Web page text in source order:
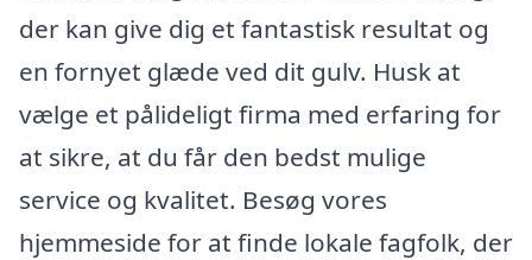
der kan give dig et fantastisk resultat og
en fornyet glæde ved dit gulv. Husk at
vælge et pålideligt firma med erfaring for
at sikre, at du får den bedst mulige
service og kvalitet. Besøg vores
hjemmeside for at finde lokale fagfolk, der